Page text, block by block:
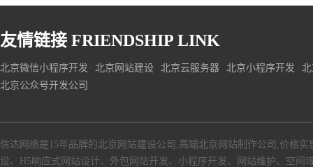
友情链接 FRIENDSHIP LINK
北京微信小程序开发 北京网站建设 北京云服务器 北京小程序开发
北京公众号开发公司
信达网络是15年品牌的北京网站建设公司,高端北京网站制作公司,价格
设、H5响应式网站设计、外包网站开发、小程序开发、网站维护、空